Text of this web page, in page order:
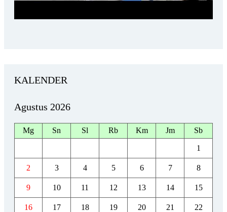
KALENDER
Agustus 2026
Mg Sn Sl Rb Km Jm Sb
1
2 3 4 5 6 7 8
9 10 11 12 13 14 15
16 17 18 19 20 21 22